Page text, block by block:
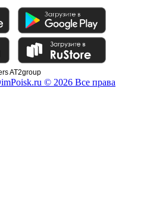
AT2group
© 2026 Все права